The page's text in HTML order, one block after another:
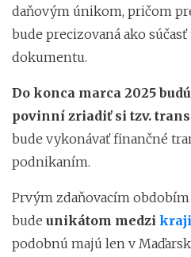
daňovým únikom, pričom
bude precizovaná ako
dokumentu.
Do konca marca 2025
povinní zriadiť si tzv.
bude vykonávať finančné
podnikaním.
Prvým zdaňovacím obdobím
bude unikátom medzi
podobnú majú len v